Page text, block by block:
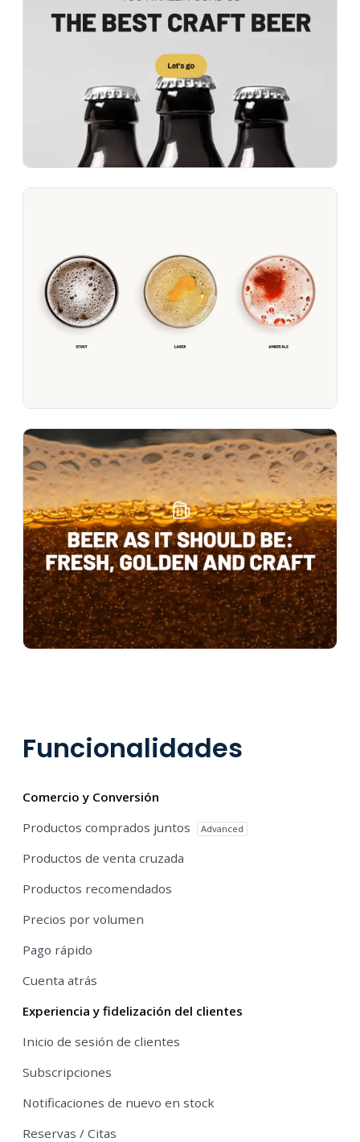
Funcionalidades
Comercio y Conversión
Productos comprados juntos
Advanced
Productos de venta cruzada
Productos recomendados
Precios por volumen
Pago rápido
Cuenta atrás
Experiencia y fidelización del clientes
Inicio de sesión de clientes
Subscripciones
Notificaciones de nuevo en stock
Reservas / Citas